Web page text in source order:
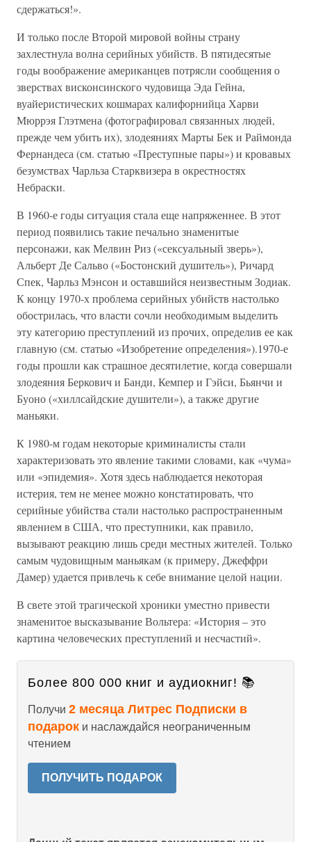
сдержаться!».
И только после Второй мировой войны страну
захлестнула волна серийных убийств. В пятидесятые
годы воображение американцев потрясли сообщения о
зверствах висконсинского чудовища Эда Гейна,
вуайеристических кошмарах калифорнийца Харви
Мюррэя Глэтмена (фотографировал связанных людей,
прежде чем убить их), злодеяниях Марты Бек и Раймонда
Фернандеса (см. статью «Преступные пары») и кровавых
безумствах Чарльза Старквизера в окрестностях
Небраски.
В 1960-е годы ситуация стала еще напряженнее. В этот
период появились такие печально знаменитые
персонажи, как Мелвин Риз («сексуальный зверь»),
Альберт Де Сальво («Бостонский душитель»), Ричард
Спек, Чарльз Мэнсон и оставшийся неизвестным Зодиак.
К концу 1970-х проблема серийных убийств настолько
обострилась, что власти сочли необходимым выделить
эту категорию преступлений из прочих, определив ее как
главную (см. статью «Изобретение определения»).1970-е
годы прошли как страшное десятилетие, когда совершали
злодеяния Беркович и Банди, Кемпер и Гэйси, Бьянчи и
Буоно («хиллсайдские душители»), а также другие
маньяки.
К 1980-м годам некоторые криминалисты стали
характеризовать это явление такими словами, как «чума»
или «эпидемия». Хотя здесь наблюдается некоторая
истерия, тем не менее можно констатировать, что
серийные убийства стали настолько распространенным
явлением в США, что преступники, как правило,
вызывают реакцию лишь среди местных жителей. Только
самым чудовищным маньякам (к примеру, Джеффри
Дамер) удается привлечь к себе внимание целой нации.
В свете этой трагической хроники уместно привести
знаменитое высказывание Вольтера: «История – это
картина человеческих преступлений и несчастий».
Более 800 000 книг и аудиокниг! 📚
Получи 2 месяца Литрес Подписки в
подарок и наслаждайся неограниченным
чтением
ПОЛУЧИТЬ ПОДАРОК